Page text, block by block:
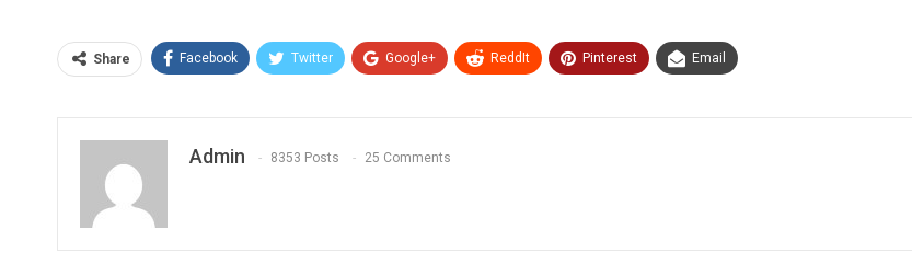
Share Facebook Twitter Google+ ReddIt Pinterest Email
Admin 8353 Posts 25 Comments